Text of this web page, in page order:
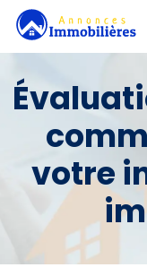
votre